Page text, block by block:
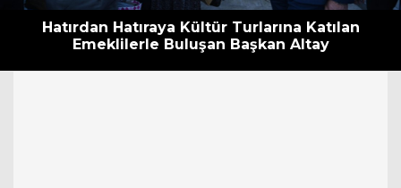
Hatırdan Hatıraya Kültür Turlarına Katılan
Emeklilerle Buluşan Başkan Altay